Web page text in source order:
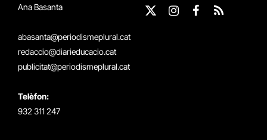
Ana Basanta
abasanta@periodismeplural.cat
redaccio@diarieducacio.cat
publicitat@periodismeplural.cat
Telèfon:
932 311 247
X
Instagram
Facebook
RSS